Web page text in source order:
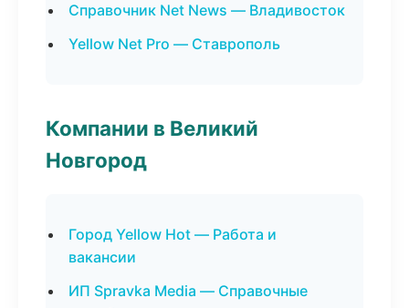
Справочник Net News — Владивосток
Yellow Net Pro — Ставрополь
Компании в Великий
Новгород
Город Yellow Hot — Работа и
вакансии
ИП Spravka Media — Справочные